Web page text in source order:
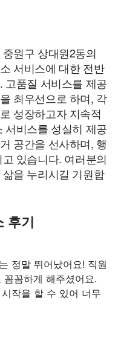
원구 상대원2동의
서비스에 대한 전반
고품질 서비스를 제공
최우선으로 하며, 각
성장하고자 지속적
서비스를 성실히 제공
공간을 선사하며, 행
있습니다. 여러분의
을 누리시길 기원합
후기
정말 뛰어났어요! 직원
꼼하게 해주셨어요.
작을 할 수 있어 너무